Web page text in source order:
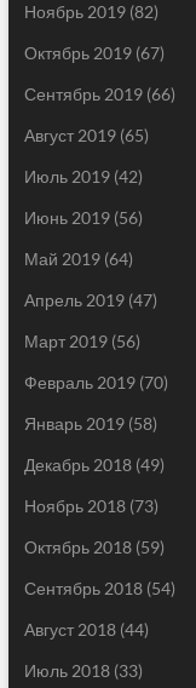
Ноябрь 2019(82)
Октябрь 2019(67)
Сентябрь 2019(66)
Август 2019(65)
Июль 2019(42)
Июнь 2019(56)
Май 2019(64)
Апрель 2019(47)
Март 2019(56)
Февраль 2019(70)
Январь 2019(58)
Декабрь 2018(49)
Ноябрь 2018(73)
Октябрь 2018(59)
Сентябрь 2018(54)
Август 2018(44)
Июль 2018(33)